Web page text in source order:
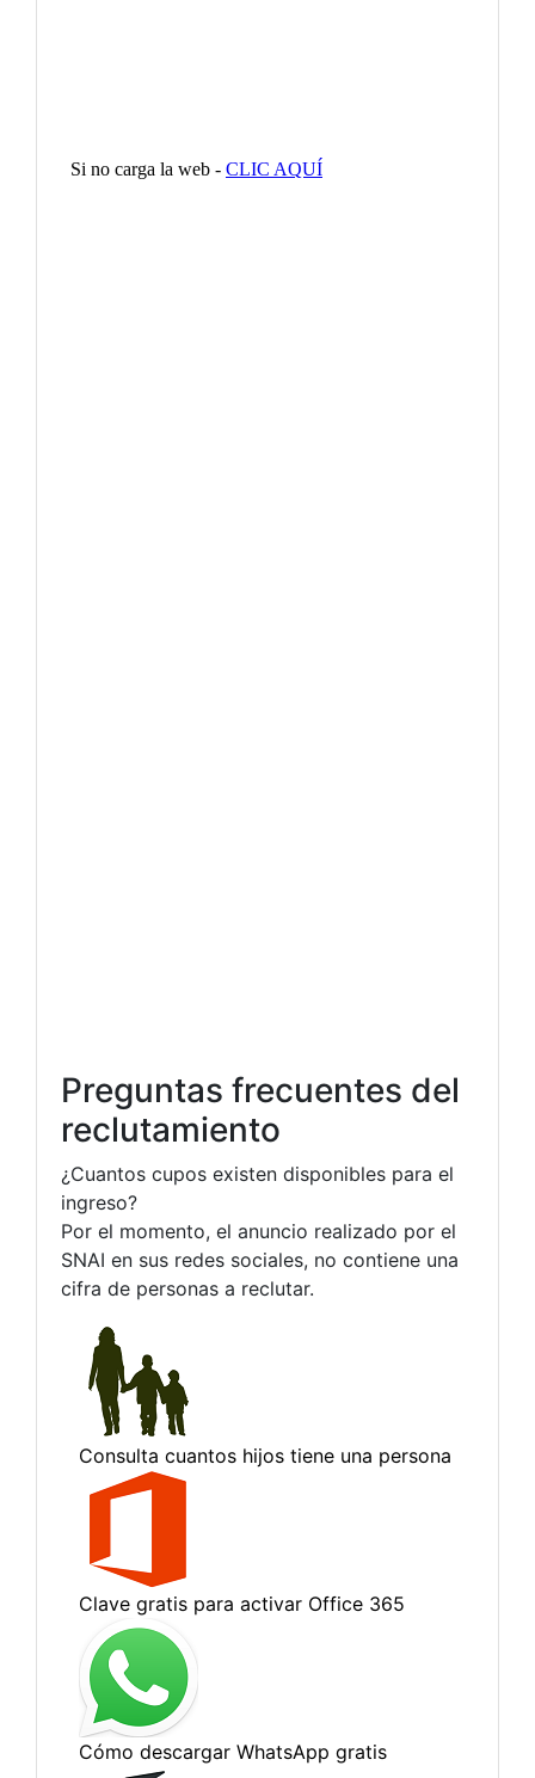
Preguntas frecuentes del
reclutamiento
¿Cuantos cupos existen disponibles para el
ingreso?
Por el momento, el anuncio realizado por el
SNAI en sus redes sociales, no contiene una
cifra de personas a reclutar.